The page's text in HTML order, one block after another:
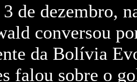
de dezembro,
conversou
da Bolívia
falou sobre o